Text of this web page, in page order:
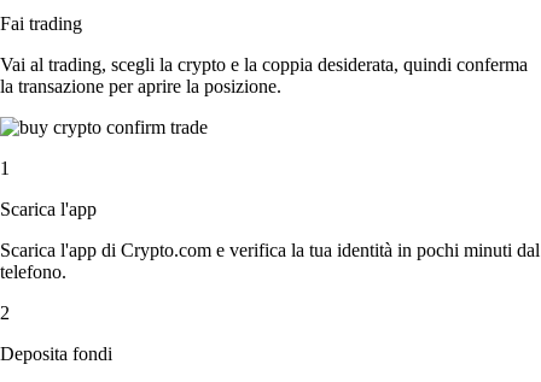
Fai trading
Vai al trading, scegli la crypto e la coppia desiderata, quindi conferma
la transazione per aprire la posizione.
1
Scarica l'app
Scarica l'app di Crypto.com e verifica la tua identità in pochi minuti dal
telefono.
2
Deposita fondi